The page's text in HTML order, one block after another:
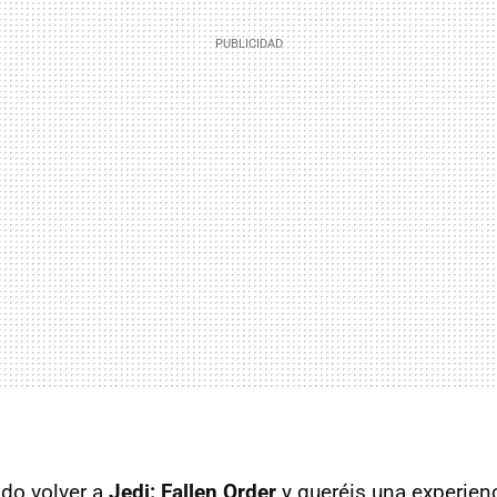
volver a Jedi: Fallen Order y queréis una